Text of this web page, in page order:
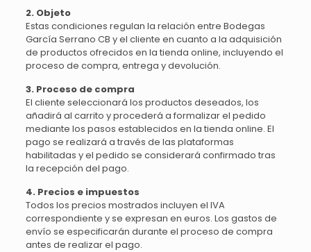
2. Objeto
Estas condiciones regulan la relación entre Bodegas
García Serrano CB y el cliente en cuanto a la adquisición
de productos ofrecidos en la tienda online, incluyendo el
proceso de compra, entrega y devolución.
3. Proceso de compra
El cliente seleccionará los productos deseados, los
añadirá al carrito y procederá a formalizar el pedido
mediante los pasos establecidos en la tienda online. El
pago se realizará a través de las plataformas
habilitadas y el pedido se considerará confirmado tras
la recepción del pago.
4. Precios e impuestos
Todos los precios mostrados incluyen el IVA
correspondiente y se expresan en euros. Los gastos de
envío se especificarán durante el proceso de compra
antes de realizar el pago.